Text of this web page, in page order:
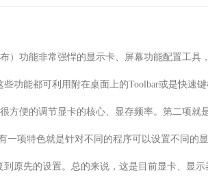
）功能非常强悍的显示卡、屏幕功能配置工
功能都可利用附在桌面上的Toolbar或是快速
方便的调节显卡的核心、显存频率。第二项就
项特色就是针对不同的程序可以设置不同的
原先的设置。总的来说，这是目前显卡、显